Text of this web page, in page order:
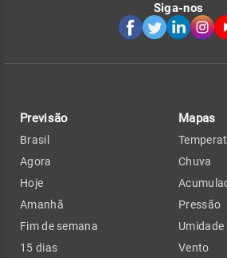
Siga-nos
Previsão
Brasil
Agora
Hoje
Amanhã
Fim de semana
15 dias
Mapas
Chuva
Pressão
Vento